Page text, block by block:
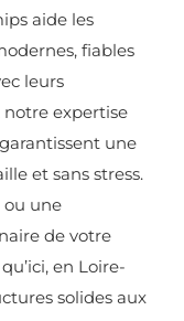
aide les
fiables
leurs
notre expertise
une
et sans stress.
ou une
de votre
en Loire-
solides aux